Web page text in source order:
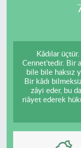
Kâdılar
Cennet’tedir. Bir
bile bile haksız
Bir kâdı
zâyi eder, bu
riâyet ederek
Resmi İlanlar
Son Dakika
Haber Arşivi